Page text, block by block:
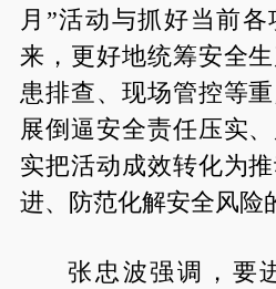
月”活动与抓好当前
来，更好地统筹安全
患排查、现场管控等
展倒逼安全责任压实
实把活动成效转化为
进、防范化解安全风险
张忠波强调，要